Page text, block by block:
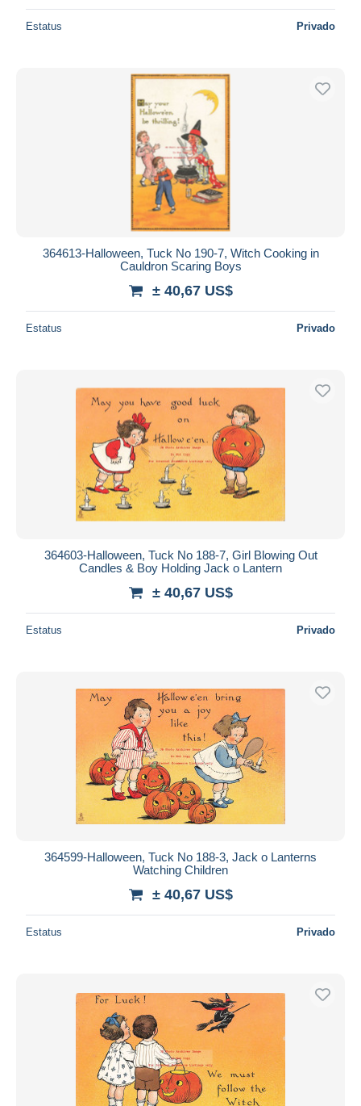
Estatus Privado
364613-Halloween, Tuck No 190-7, Witch Cooking in
Cauldron Scaring Boys
± 40,67 US$
Estatus Privado
364603-Halloween, Tuck No 188-7, Girl Blowing Out
Candles & Boy Holding Jack o Lantern
± 40,67 US$
Estatus Privado
364599-Halloween, Tuck No 188-3, Jack o Lanterns
Watching Children
± 40,67 US$
Estatus Privado